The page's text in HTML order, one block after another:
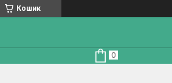
Кошик